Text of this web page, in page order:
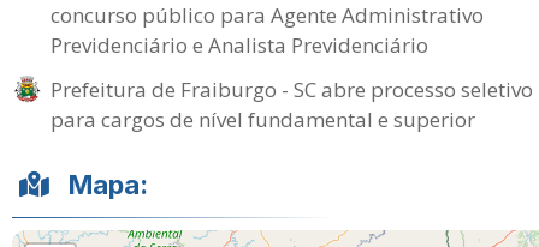
concurso público para Agente Administrativo
Previdenciário e Analista Previdenciário
Prefeitura de Fraiburgo - SC abre processo seletivo
para cargos de nível fundamental e superior
Mapa: